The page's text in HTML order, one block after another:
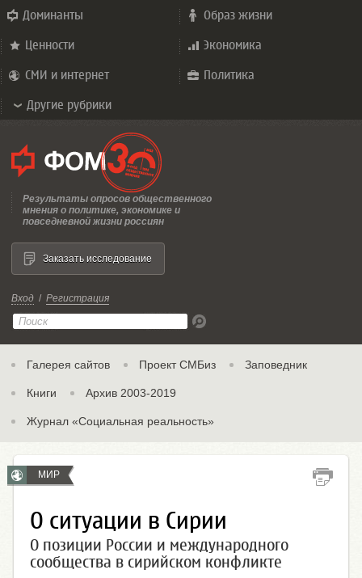
Доминанты Образ жизни
Ценности Экономика
СМИ и интернет Политика
Другие рубрики
Результаты опросов общественного
мнения о политике, экономике и
повседневной жизни россиян
Вход / Регистрация
Галерея сайтов Проект СМБиз Заповедник
Книги Архив 2003-2019
Журнал «Социальная реальность»
Заказать исследование
МИР
О ситуации в Сирии
О позиции России и международного
сообщества в сирийском конфликте